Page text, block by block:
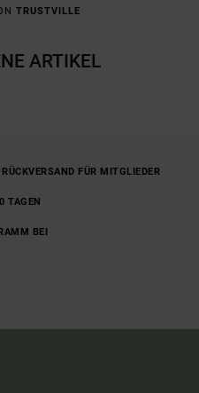
TRUSTVILLE
ARTIKEL
FÜR MITGLIEDER
TAGEN
BEI